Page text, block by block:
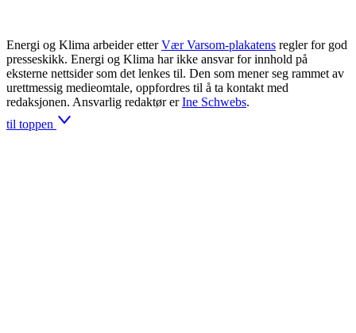
Energi og Klima arbeider etter Vær Varsom-plakatens regler for god
presseskikk. Energi og Klima har ikke ansvar for innhold på
eksterne nettsider som det lenkes til. Den som mener seg rammet av
urettmessig medieomtale, oppfordres til å ta kontakt med
redaksjonen. Ansvarlig redaktør er Ine Schwebs.
til toppen